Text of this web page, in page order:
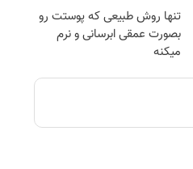
تنها روش طبیعی که پوستت رو
بصورت عمقی ابرسانی و نرم
میکنه